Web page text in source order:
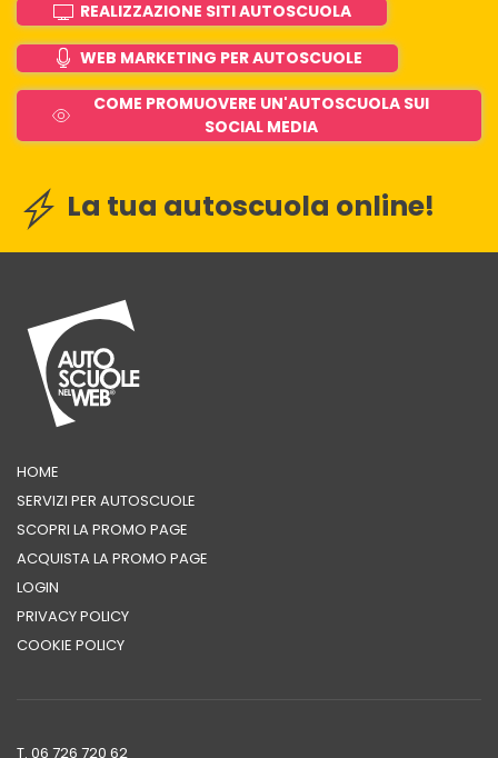
REALIZZAZIONE SITI AUTOSCUOLA
WEB MARKETING PER AUTOSCUOLE
COME PROMUOVERE UN'AUTOSCUOLA SUI
SOCIAL MEDIA
La tua autoscuola online!
HOME
SERVIZI PER AUTOSCUOLE
SCOPRI LA PROMO PAGE
ACQUISTA LA PROMO PAGE
LOGIN
PRIVACY POLICY
COOKIE POLICY
T. 06 726 720 62